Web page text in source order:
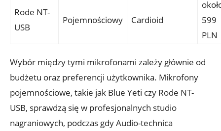
Rode NT-
USB
Pojemnościowy Cardioid
599
PLN
Wybór między tymi mikrofonami zależy głównie od
budżetu oraz preferencji użytkownika. Mikrofony
pojemnościowe, takie jak Blue Yeti czy Rode NT-
USB, sprawdzą się w profesjonalnych studio
nagraniowych, podczas gdy Audio-technica